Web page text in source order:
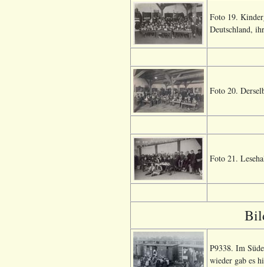
Foto 19.
Deutschland,
Foto 20.
Foto 21.
P9338. Im
wieder gab es